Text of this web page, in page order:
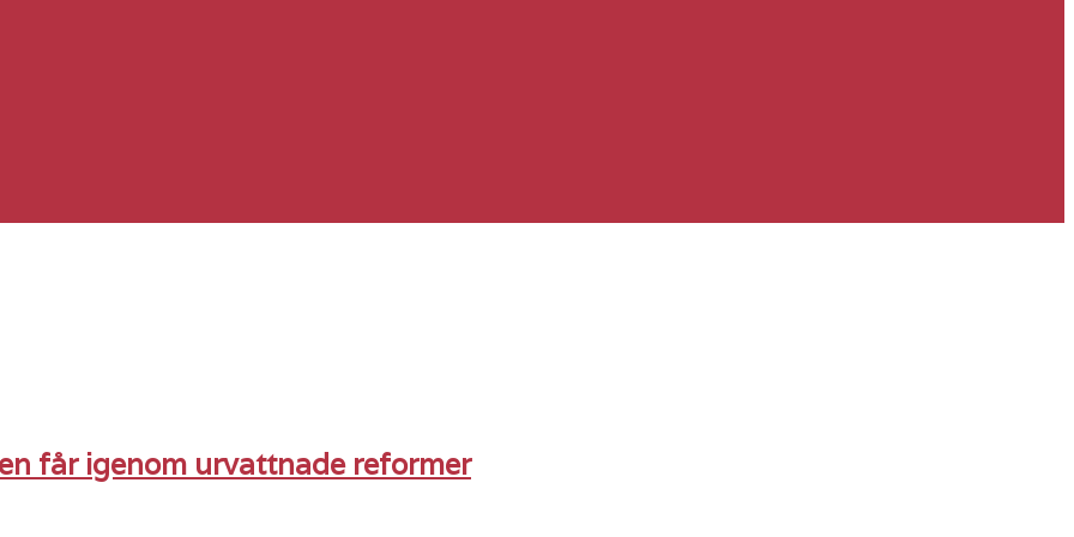
får igenom urvattnade reformer